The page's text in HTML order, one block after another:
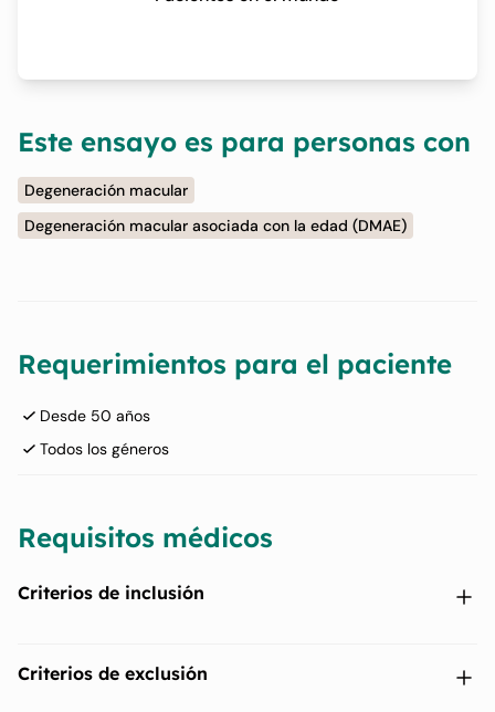
Este ensayo es para personas con
Degeneración macular
Degeneración macular asociada con la edad (DMAE)
Requerimientos para el paciente
Desde 50 años
Todos los géneros
Requisitos médicos
Criterios de inclusión
siguientes:
Criterios de exclusión